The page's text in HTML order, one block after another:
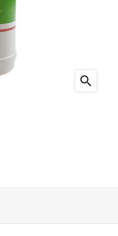
plejeprodukter
Trægulvsproduktersearch